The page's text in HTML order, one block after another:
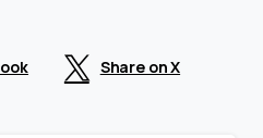
Share on X